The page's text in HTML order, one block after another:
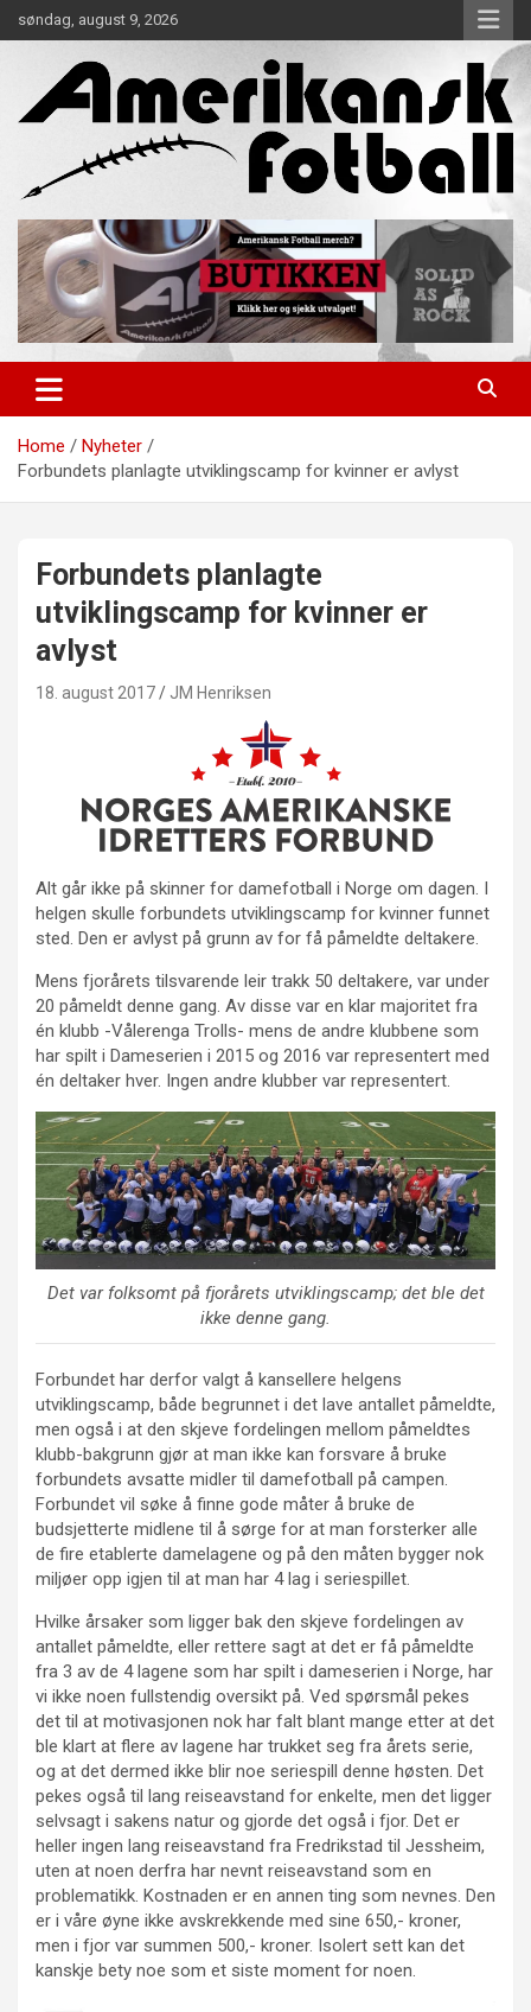
to
søndag, august 9, 2026
Amerikansk Fotball
Home
Nyheter
Forbundets planlagte utviklingscamp for kvinner er avlyst
Forbundets planlagte
utviklingscamp for kvinner er
avlyst
18. august 2017 JM Henriksen
Alt går ikke på skinner for damefotball i Norge om dagen. I
helgen skulle forbundets utviklingscamp for kvinner funnet
sted. Den er avlyst på grunn av for få påmeldte deltakere.
Mens fjorårets tilsvarende leir trakk 50 deltakere, var under
20 påmeldt denne gang. Av disse var en klar majoritet fra
én klubb -Vålerenga Trolls- mens de andre klubbene som
har spilt i Dameserien i 2015 og 2016 var representert med
én deltaker hver. Ingen andre klubber var representert.
Det var folksomt på fjorårets utviklingscamp; det ble det
ikke denne gang.
Forbundet har derfor valgt å kansellere helgens
utviklingscamp, både begrunnet i det lave antallet påmeldte,
men også i at den skjeve fordelingen mellom påmeldtes
klubb-bakgrunn gjør at man ikke kan forsvare å bruke
forbundets avsatte midler til damefotball på campen.
Forbundet vil søke å finne gode måter å bruke de
budsjetterte midlene til å sørge for at man forsterker alle
de fire etablerte damelagene og på den måten bygger nok
miljøer opp igjen til at man har 4 lag i seriespillet.
Hvilke årsaker som ligger bak den skjeve fordelingen av
antallet påmeldte, eller rettere sagt at det er få påmeldte
fra 3 av de 4 lagene som har spilt i dameserien i Norge, har
vi ikke noen fullstendig oversikt på. Ved spørsmål pekes
det til at motivasjonen nok har falt blant mange etter at det
ble klart at flere av lagene har trukket seg fra årets serie,
og at det dermed ikke blir noe seriespill denne høsten. Det
pekes også til lang reiseavstand for enkelte, men det ligger
selvsagt i sakens natur og gjorde det også i fjor. Det er
heller ingen lang reiseavstand fra Fredrikstad til Jessheim,
uten at noen derfra har nevnt reiseavstand som en
problematikk. Kostnaden er en annen ting som nevnes. Den
er i våre øyne ikke avskrekkende med sine 650,- kroner,
men i fjor var summen 500,- kroner. Isolert sett kan det
kanskje bety noe som et siste moment for noen.